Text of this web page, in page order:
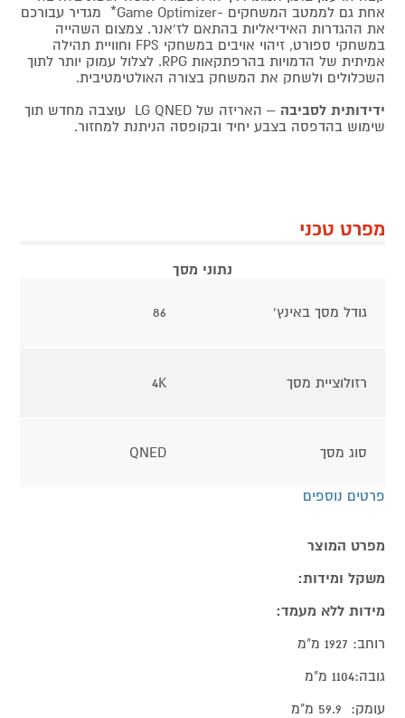
אחת גם לממטב המשחקים -Game Optimizer* מגדיר עבורכם
את ההגדרות האידיאליות בהתאם לז'אנר. צמצום השהייה
במשחקי ספורט, זיהוי אויבים במשחקי FPS וחוויית תהילה
אמיתית של הדמויות בהרפתקאות RPG. לצלול עמוק יותר לתוך
השכלולים ולשחק את המשחק בצורה האולטימטיבית.
ידידותית לסביבה
– האריזה של LG QNED עוצבה מחדש תוך
שימוש בהדפסה בצבע יחיד ובקופסה הניתנת למחזור.
מפרט טכני
נתוני מסך
גודל מסך באינץ' 86
רזולוציית מסך 4K
סוג מסך QNED
פרטים נוספים
מפרט המוצר
משקל ומידות:
מידות ללא מעמד:
רוחב: 1927 מ"מ
גובה:1104 מ"מ
עומק: 59.9 מ"מ